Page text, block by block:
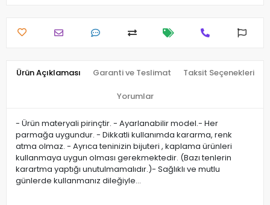
Ürün Açıklaması Garanti ve Teslimat Taksit Seçenekleri
Yorumlar
- Ürün materyali pirinçtir. - Ayarlanabilir model.- Her
parmağa uygundur. - Dikkatli kullanımda kararma, renk
atma olmaz. - Ayrıca teninizin bijuteri , kaplama ürünleri
kullanmaya uygun olması gerekmektedir. (Bazı tenlerin
karartma yaptığı unutulmamalıdır.)- Sağlıklı ve mutlu
günlerde kullanmanız dileğiyle…